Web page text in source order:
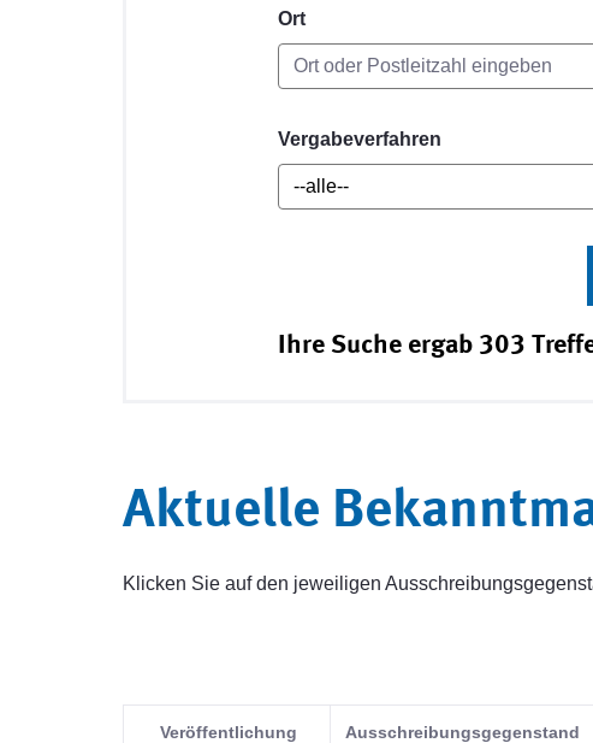
Ort
Vergabeverfahren
Ihre Suche ergab 303
Aktuelle
Klicken Sie auf den jeweiligen
Veröffentlichung Ausschreibungsgegenstand